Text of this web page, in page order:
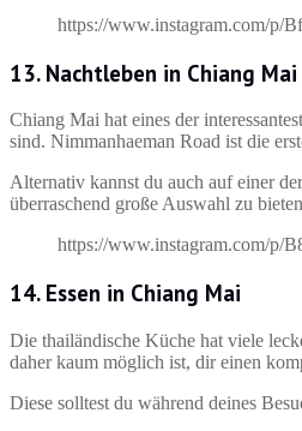
https://www.instagram.com/p/
13. Nachtleben in Chiang Mai
Chiang Mai hat eines der
sind. Nimmanhaeman Road ist die
Alternativ kannst du auch auf einer
überraschend große Auswahl zu
https://www.instagram.com/p/
14. Essen in Chiang Mai
Die thailändische Küche hat viele
daher kaum möglich ist, dir einen
Diese solltest du während deines